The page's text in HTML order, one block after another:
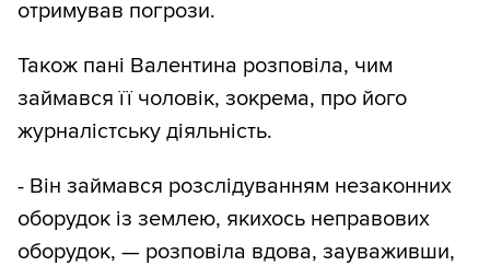
отримував погрози.
Також пані Валентина розповіла, чим
займався її чоловік, зокрема, про його
журналістську діяльність.
- Він займався розслідуванням незаконних
оборудок із землею, якихось неправових
оборудок, — розповіла вдова, зауваживши,